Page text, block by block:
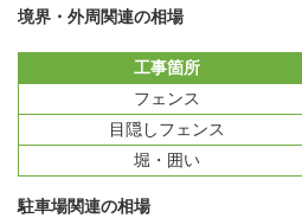
境界・外周関連の相場
工事箇所
フェンス
目隠しフェンス
堀・囲い
駐車場関連の相場